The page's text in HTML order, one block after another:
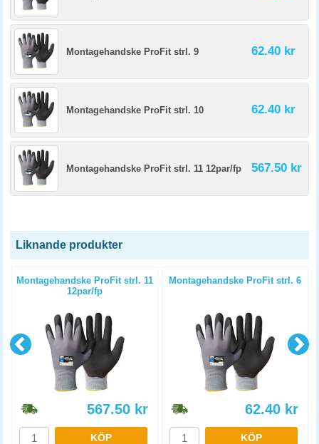
Montagehandske ProFit strl. 9 62.40 kr
Montagehandske ProFit strl. 10 62.40 kr
Montagehandske ProFit strl. 11 12par/fp 567.50 kr
Liknande produkter
Montagehandske ProFit strl. 11
12par/fp
567.50 kr
KÖP
Montagehandske ProFit strl. 6
62.40 kr
KÖP